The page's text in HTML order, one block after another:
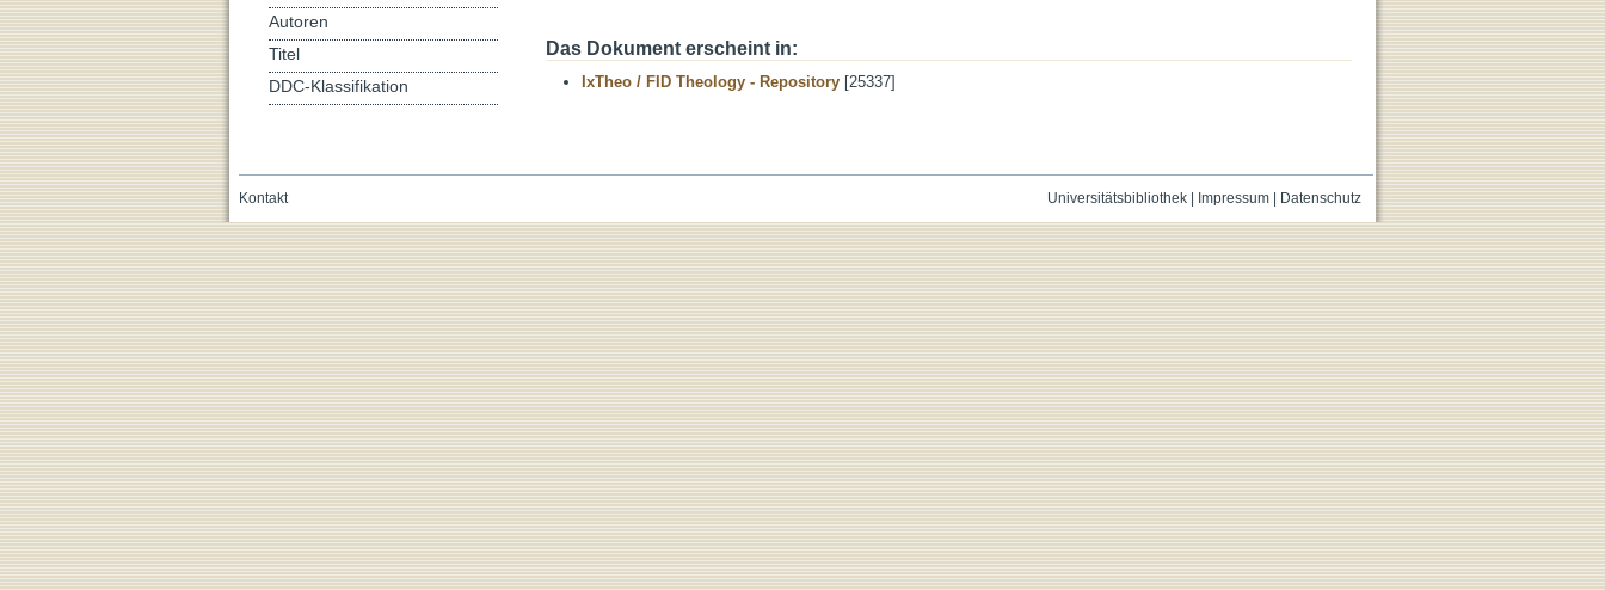
Das Dokument erscheint in:
IxTheo / FID Theology - Repository [25337]
Autoren
Titel
DDC-Klassifikation
Universitätsbibliothek| Impressum| Datenschutz
Kontakt